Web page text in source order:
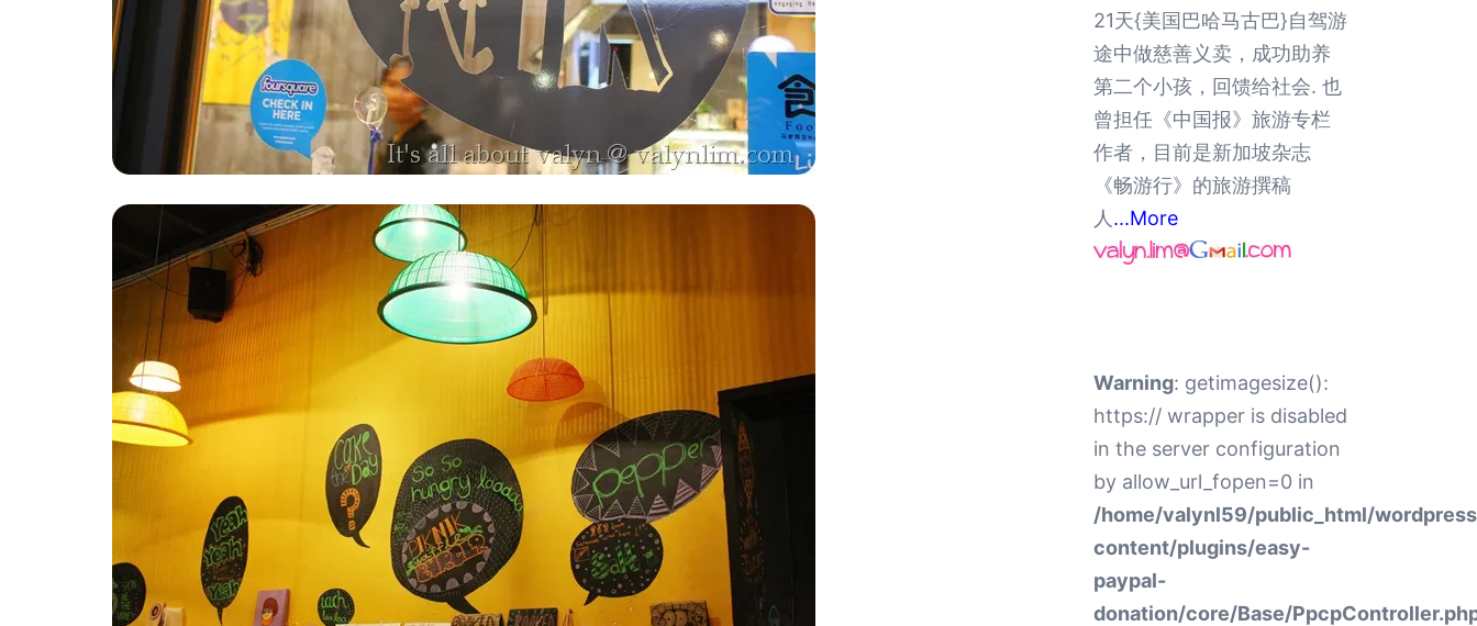
21天{美国巴哈马古巴}自驾游
途中做慈善义卖，成功助养
第二个小孩，回馈给社会. 也
曾担任《中国报》旅游专栏
作者，目前是新加坡杂志
《畅游行》的旅游撰稿
人 ...More
Warning: getimagesize():
https:// wrapper is disabled
in the server configuration
by allow_url_fopen=0 in
/home/valynl59/public_html/
content/plugins/easy-
paypal-
donation/core/Base/